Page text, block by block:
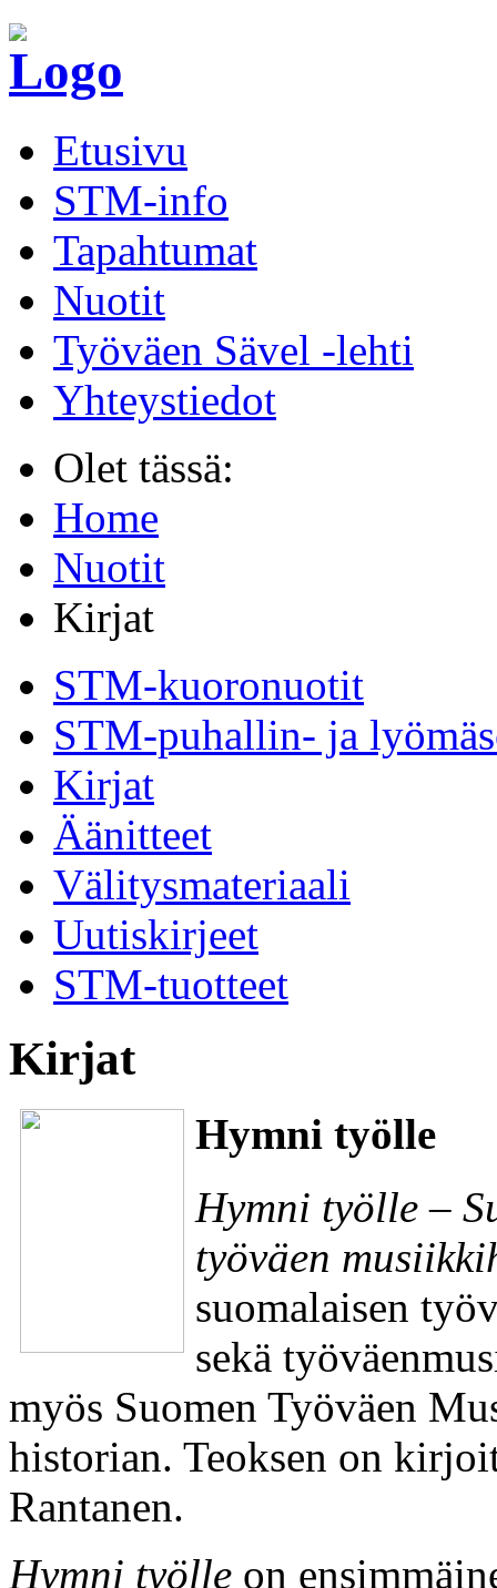
Etusivu
STM-info
Tapahtumat
Nuotit
Työväen Sävel -lehti
Yhteystiedot
Olet tässä:
Home
Nuotit
Kirjat
STM-kuoronuotit
STM-puhallin- ja
Kirjat
Äänitteet
Välitysmateriaali
Uutiskirjeet
STM-tuotteet
Kirjat
Hymni työlle
Hymni työlle –
työväen
suomalaisen
sekä
myös Suomen Työväen
historian. Teoksen on
Rantanen.
Hymni työlle on